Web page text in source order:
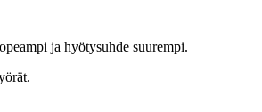
ja hyötysuhde suurempi.